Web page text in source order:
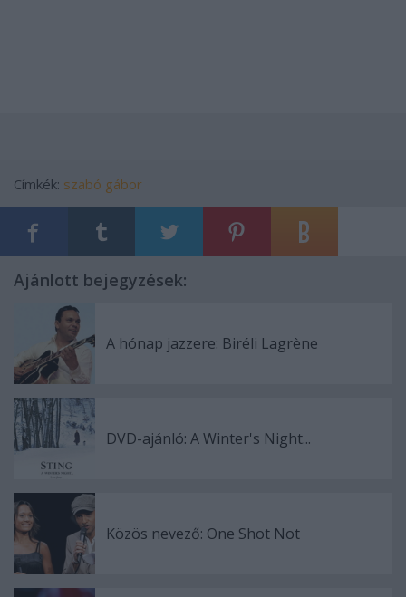
Címkék: szabó gábor
Ajánlott bejegyzések:
A hónap jazzere: Biréli Lagrène
DVD-ajánló: A Winter's Night...
Közös nevező: One Shot Not